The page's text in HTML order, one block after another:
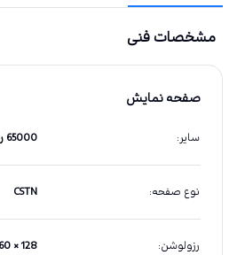
مشخصات فنی
صفحه نمایش
سایر: 65000 رنگ
نوع صفحه:
CSTN
رزولوشن: 128 × 160 پیکسل